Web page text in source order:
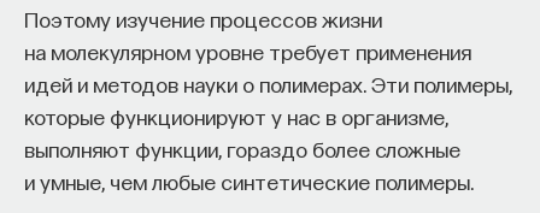
Поэтому изучение процессов жизни
на молекулярном уровне требует применения
идей и методов науки о полимерах. Эти полимеры,
которые функционируют у нас в организме,
выполняют функции, гораздо более сложные
и умные, чем любые синтетические полимеры.
от встраивания генетического материала
ретровирусов: например, они могут покрывать
свою ДНК белком, который подавляет
экспрессию вирусных генов.
Большую часть генома человека составляют
не гены, а так называемые межгенные